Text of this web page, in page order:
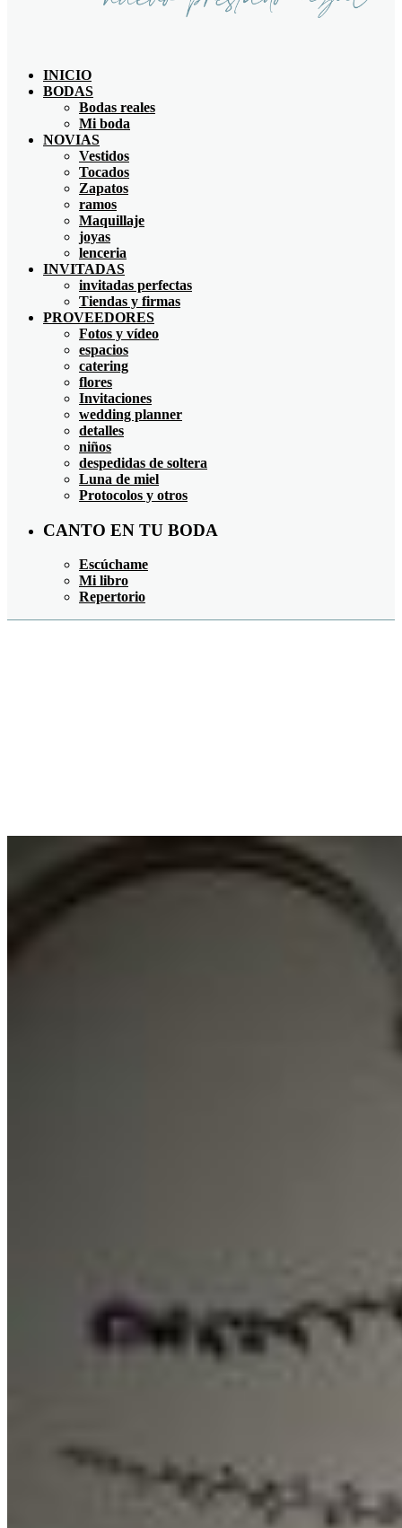
INICIO
BODAS
Bodas reales
Mi boda
NOVIAS
Vestidos
Tocados
Zapatos
ramos
Maquillaje
joyas
lenceria
INVITADAS
invitadas perfectas
Tiendas y firmas
PROVEEDORES
Fotos y vídeo
espacios
catering
flores
Invitaciones
wedding planner
detalles
niños
despedidas de soltera
Luna de miel
Protocolos y otros
CANTO EN TU BODA
Escúchame
Mi libro
Repertorio